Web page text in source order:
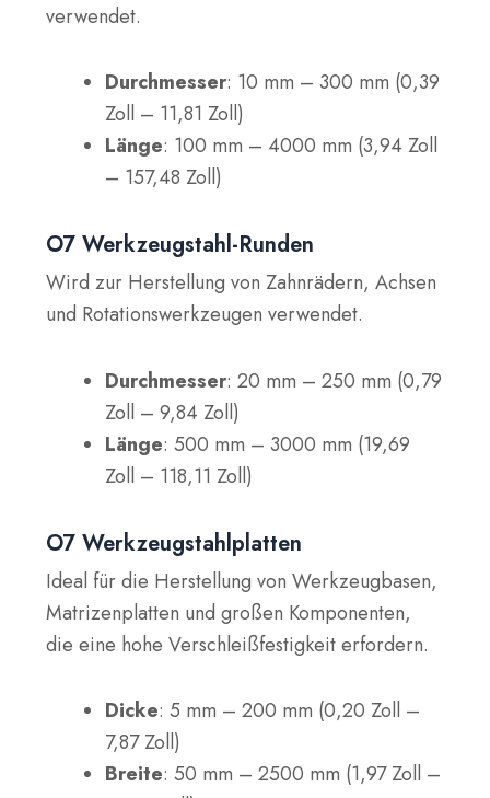
verwendet.
Durchmesser: 10 mm – 300 mm (0,39
Zoll – 11,81 Zoll)
Länge: 100 mm – 4000 mm (3,94 Zoll
– 157,48 Zoll)
O7 Werkzeugstahl-Runden
Wird zur Herstellung von Zahnrädern, Achsen
und Rotationswerkzeugen verwendet.
Durchmesser: 20 mm – 250 mm (0,79
Zoll – 9,84 Zoll)
Länge: 500 mm – 3000 mm (19,69
Zoll – 118,11 Zoll)
O7 Werkzeugstahlplatten
Ideal für die Herstellung von Werkzeugbasen,
Matrizenplatten und großen Komponenten,
die eine hohe Verschleißfestigkeit erfordern.
Dicke: 5 mm – 200 mm (0,20 Zoll –
7,87 Zoll)
Breite: 50 mm – 2500 mm (1,97 Zoll –